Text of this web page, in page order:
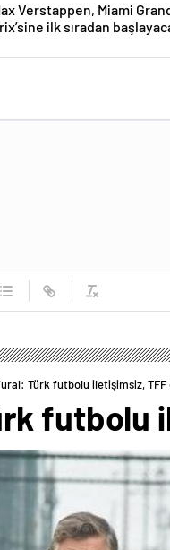
Verstappen, Miami
ilk sıradan
Türk futbolu iletişimsiz, TFF
futbolu